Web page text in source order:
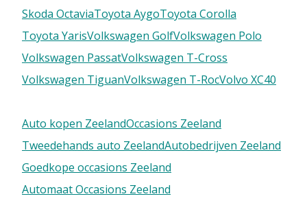
Skoda OctaviaToyota AygoToyota Corolla
Toyota YarisVolkswagen GolfVolkswagen Polo
Volkswagen PassatVolkswagen T-Cross
Volkswagen TiguanVolkswagen T-RocVolvo XC40
Auto kopen ZeelandOccasions Zeeland
Tweedehands auto ZeelandAutobedrijven Zeeland
Goedkope occasions Zeeland
Automaat Occasions Zeeland